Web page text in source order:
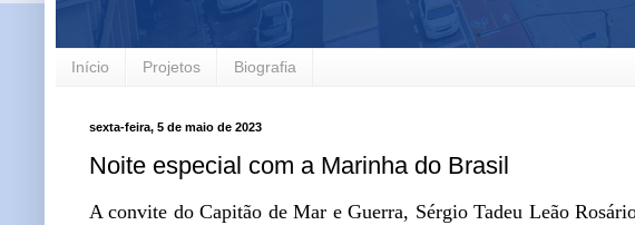
Início Projetos Biografia
sexta-feira, 5 de maio de 2023
Noite especial com a Marinha do Brasil
A convite do Capitão de Mar e Guerra, Sérgio Tadeu Leão